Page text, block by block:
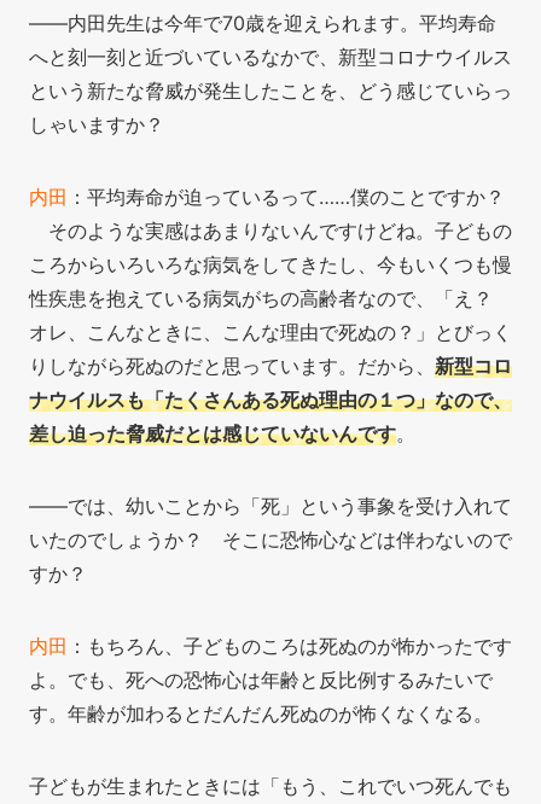
――内田先生は今年で70歳を迎えられます。平均寿命
へと刻一刻と近づいているなかで、新型コロナウイルス
という新たな脅威が発生したことを、どう感じていらっ
しゃいますか？
内田 ：平均寿命が迫っているって……僕のことですか？
そのような実感はあまりないんですけどね。子どもの
ころからいろいろな病気をしてきたし、今もいくつも慢
性疾患を抱えている病気がちの高齢者なので、「え？
オレ、こんなときに、こんな理由で死ぬの？」とびっく
りしながら死ぬのだと思っています。だから、 新型コロ
ナウイルスも「たくさんある死ぬ理由の１つ」なので、
差し迫った脅威だとは感じていないんです。
――では、幼いことから「死」という事象を受け入れて
いたのでしょうか？ そこに恐怖心などは伴わないので
すか？
内田 ：もちろん、子どものころは死ぬのが怖かったです
よ。でも、死への恐怖心は年齢と反比例するみたいで
す。年齢が加わるとだんだん死ぬのが怖くなくなる。
子どもが生まれたときには「もう、これでいつ死んでも